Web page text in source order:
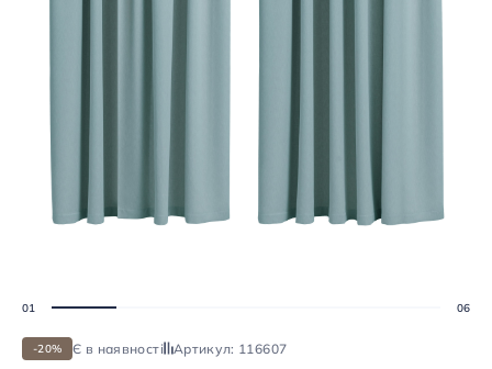
-20% Є в наявності Артикул: 116607